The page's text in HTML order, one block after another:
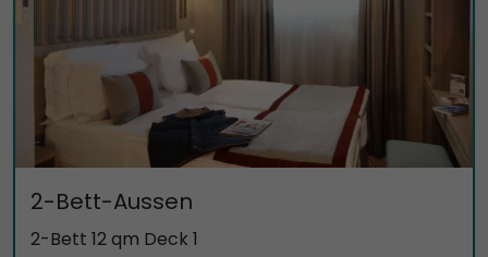
2-Bett-Aussen
2-Bett 12 qm Deck 1